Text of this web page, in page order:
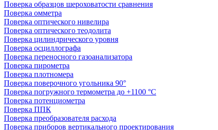
Поверка образцов шероховатости сравнения
Поверка омметра
Поверка оптического нивелира
Поверка оптического теодолита
Поверка цилиндрического уровня
Поверка осциллографа
Поверка переносного газоанализатора
Поверка пирометра
Поверка плотномера
Поверка поверочного угольника 90°
Поверка погружного термометра до +1100 °С
Поверка потенциометра
Поверка ППК
Поверка преобразователя расхода
Поверка приборов вертикального проектирования